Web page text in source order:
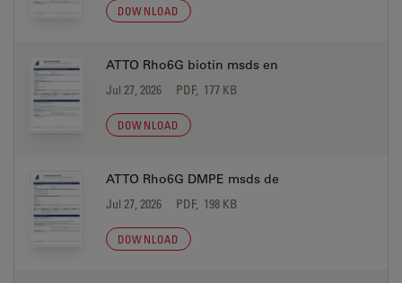
DOWNLOAD
ATTO Rho6G biotin msds en
Jul 27, 2026 PDF, 177 KB
DOWNLOAD
ATTO Rho6G DMPE msds de
Jul 27, 2026 PDF, 198 KB
DOWNLOAD